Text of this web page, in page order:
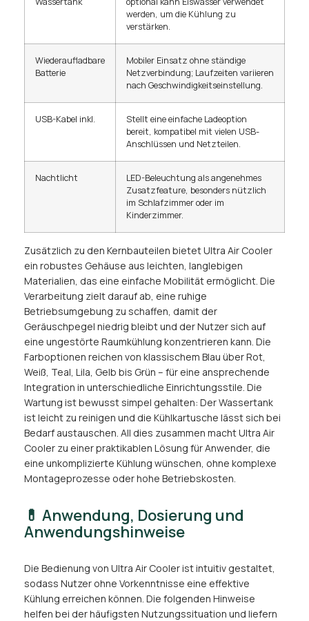
werden, um die Kühlung zu
verstärken.
Wiederaufladbare
Batterie
Mobiler Einsatz ohne ständige
Netzverbindung; Laufzeiten variieren
nach Geschwindigkeitseinstellung.
USB-Kabel inkl.
Stellt eine einfache Ladeoption
bereit, kompatibel mit vielen USB-
Anschlüssen und Netzteilen.
Nachtlicht
LED-Beleuchtung als angenehmes
Zusatzfeature, besonders nützlich
im Schlafzimmer oder im
Kinderzimmer.
Zusätzlich zu den Kernbauteilen bietet Ultra Air Cooler
ein robustes Gehäuse aus leichten, langlebigen
Materialien, das eine einfache Mobilität ermöglicht. Die
Verarbeitung zielt darauf ab, eine ruhige
Betriebsumgebung zu schaffen, damit der
Geräuschpegel niedrig bleibt und der Nutzer sich auf
eine ungestörte Raumkühlung konzentrieren kann. Die
Farboptionen reichen von klassischem Blau über Rot,
Weiß, Teal, Lila, Gelb bis Grün – für eine ansprechende
Integration in unterschiedliche Einrichtungsstile. Die
Wartung ist bewusst simpel gehalten: Der Wassertank
ist leicht zu reinigen und die Kühlkartusche lässt sich bei
Bedarf austauschen. All dies zusammen macht Ultra Air
Cooler zu einer praktikablen Lösung für Anwender, die
eine unkomplizierte Kühlung wünschen, ohne komplexe
Montageprozesse oder hohe Betriebskosten.
💊 Anwendung, Dosierung und
Anwendungshinweise
Die Bedienung von Ultra Air Cooler ist intuitiv gestaltet,
sodass Nutzer ohne Vorkenntnisse eine effektive
Kühlung erreichen können. Die folgenden Hinweise
helfen bei der häufigsten Nutzungssituation und liefern